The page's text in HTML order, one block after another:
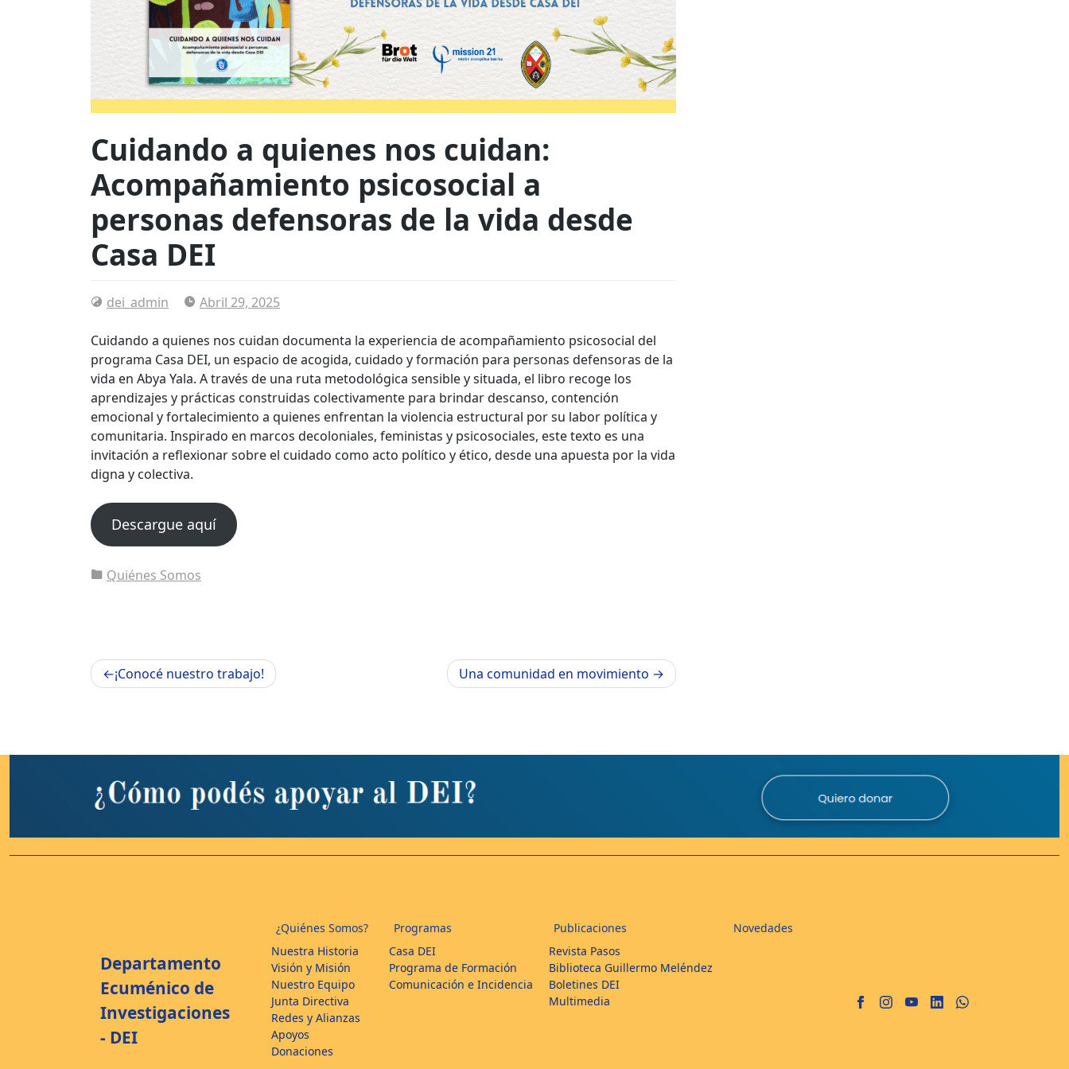
Cuidando a quienes nos cuidan:
Acompañamiento psicosocial a
personas defensoras de la vida desde
Casa DEI
dei_admin Abril 29, 2025
Cuidando a quienes nos cuidan documenta la experiencia de acompañamiento psicosocial del
programa Casa DEI, un espacio de acogida, cuidado y formación para personas defensoras de la
vida en Abya Yala. A través de una ruta metodológica sensible y situada, el libro recoge los
aprendizajes y prácticas construidas colectivamente para brindar descanso, contención
emocional y fortalecimiento a quienes enfrentan la violencia estructural por su labor política y
comunitaria. Inspirado en marcos decoloniales, feministas y psicosociales, este texto es una
invitación a reflexionar sobre el cuidado como acto político y ético, desde una apuesta por la vida
digna y colectiva.
Descargue aquí
Quiénes Somos
Navegación
de
¡Conocé nuestro trabajo! Una comunidad en movimiento
Departamento
Ecuménico de
Investigaciones
- DEI
¿Quiénes Somos?
Nuestra Historia
Visión y Misión
Nuestro Equipo
Junta Directiva
Redes y Alianzas
Apoyos
Donaciones
Programas
Casa DEI
Programa de Formación
Comunicación e Incidencia
Publicaciones
Revista Pasos
Biblioteca Guillermo Meléndez
Boletines DEI
Multimedia
Novedades